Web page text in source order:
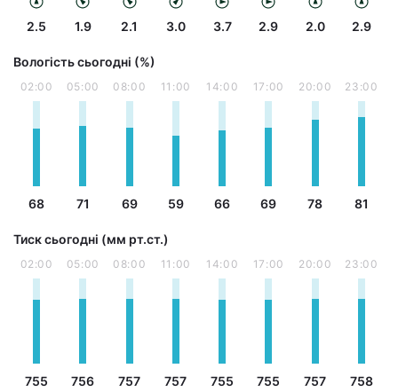
2.5 1.9 2.1 3.0 3.7 2.9 2.0 2.9
Вологість сьогодні (%)
02:00
68
05:00
71
08:00
69
11:00
59
14:00
66
17:00
69
20:00
78
23:00
81
Тиск сьогодні (мм рт.ст.)
02:00
755
05:00
756
08:00
757
11:00
757
14:00
755
17:00
755
20:00
757
23:00
758